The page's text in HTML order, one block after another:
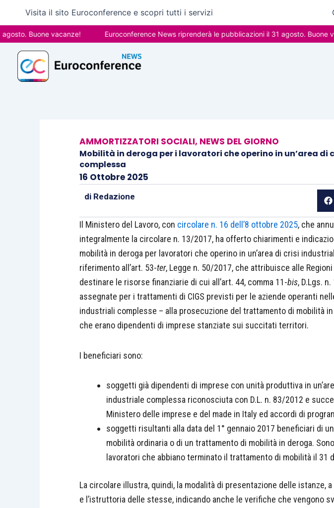
contenuto
Visita il sito Euroconference e scopri tutti i servizi
Buone vacanze! Euroconference News riprenderà le pubblicazioni il 31 agosto. Buone
AMMORTIZZATORI SOCIALI, NEWS DEL GIORNO
Mobilità in deroga per i lavoratori che operino in un’area di
complessa
16 Ottobre 2025
di Redazione
Il Ministero del Lavoro, con circolare n. 16 dell’8 ottobre 2025, che
integralmente la circolare n. 13/2017, ha offerto chiarimenti e
mobilità in deroga per lavoratori che operino in un’area di crisi
riferimento all’art. 53-ter, Legge n. 50/2017, che attribuisce alle
destinare le risorse finanziarie di cui all’art. 44, comma 11-bis, D.Lgs.
assegnate per i trattamenti di CIGS previsti per le aziende operanti
industriali complesse – alla prosecuzione del trattamento di mobilità
che erano dipendenti di imprese stanziate sui succitati territori.
I beneficiari sono:
soggetti già dipendenti di imprese con unità produttiva in
industriale complessa riconosciuta con D.L. n. 83/2012 e
Ministero delle imprese e del made in Italy ed accordi di
soggetti risultanti alla data del 1° gennaio 2017 beneficiari di
mobilità ordinaria o di un trattamento di mobilità in deroga.
lavoratori che abbiano terminato il trattamento di mobilità il 31
La circolare illustra, quindi, la modalità di presentazione delle istanze, a
e l’istruttoria delle stesse, indicando anche le verifiche che vengono